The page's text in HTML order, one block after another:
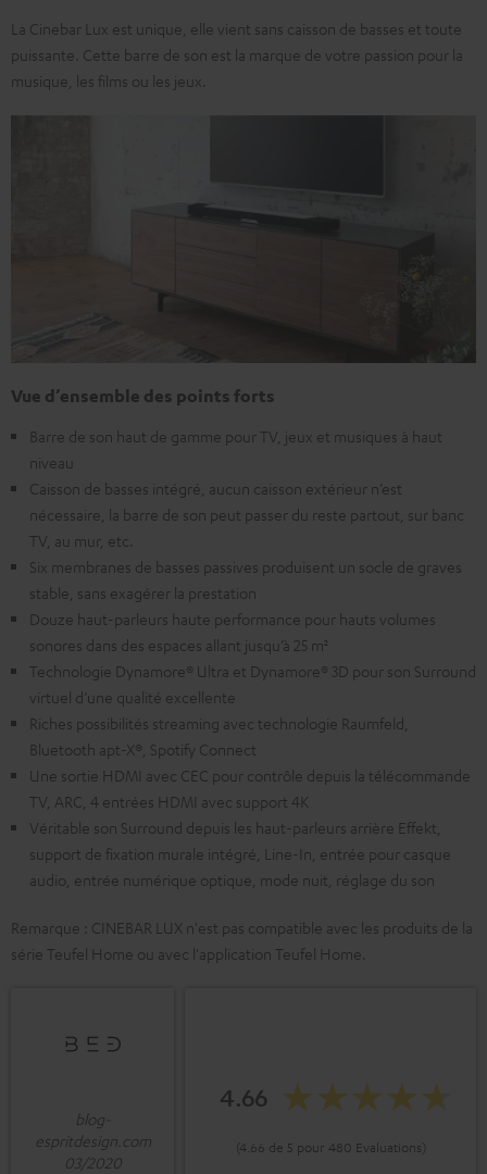
La Cinebar Lux est unique, elle vient sans caisson de basses et toute
puissante. Cette barre de son est la marque de votre passion pour la
musique, les films ou les jeux.
Vue d’ensemble des points forts
Barre de son haut de gamme pour TV, jeux et musiques à haut
niveau
Caisson de basses intégré, aucun caisson extérieur n’est
nécessaire, la barre de son peut passer du reste partout, sur banc
TV, au mur, etc.
Six membranes de basses passives produisent un socle de graves
stable, sans exagérer la prestation
Douze haut-parleurs haute performance pour hauts volumes
sonores dans des espaces allant jusqu’à 25 m²
Technologie Dynamore® Ultra et Dynamore® 3D pour son Surround
virtuel d’une qualité excellente
Riches possibilités streaming avec technologie Raumfeld,
Bluetooth apt-X®, Spotify Connect
Une sortie HDMI avec CEC pour contrôle depuis la télécommande
TV, ARC, 4 entrées HDMI avec support 4K
Véritable son Surround depuis les haut-parleurs arrière Effekt,
support de fixation murale intégré, Line-In, entrée pour casque
audio, entrée numérique optique, mode nuit, réglage du son
Remarque : CINEBAR LUX n'est pas compatible avec les produits de la
série Teufel Home ou avec l'application Teufel Home.
blog-
espritdesign.com
03/2020
4.66
(4.66 de 5 pour 480 Evaluations)